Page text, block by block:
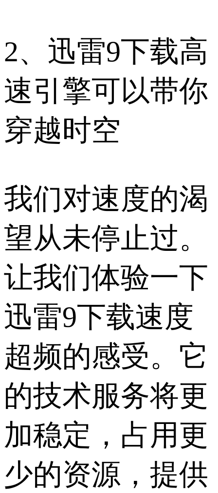
2、迅雷9下载高
速引擎可以带你
穿越时空
我们对速度的渴
望从未停止过。
让我们体验一下
迅雷9下载速度
超频的感受。它
的技术服务将更
加稳定，占用更
少的资源，提供